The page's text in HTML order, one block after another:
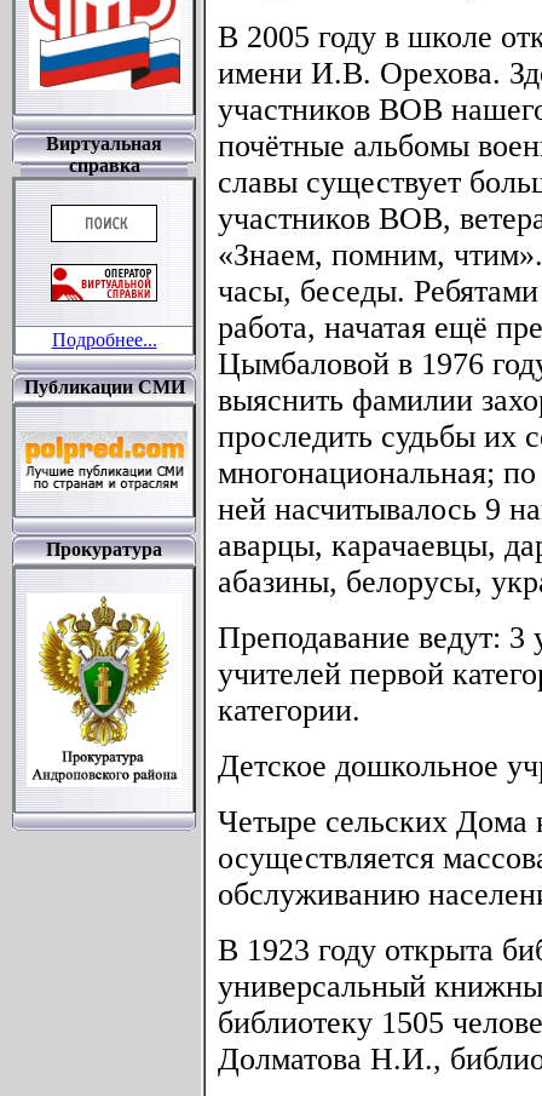
Виртуальная
справка
Подробнее...
Публикации СМИ
Прокуратура
В 2005 году в школе
имени И.В. Орехова.
участников ВОВ
почётные альбомы
славы существует
участников ВОВ,
«Знаем, помним,
часы, беседы.
работа, начатая ещё
Цымбаловой в 1976
выяснить фамилии
проследить судьбы их
многонациональная;
ней насчитывалось 9
аварцы, карачаевцы,
абазины, белорусы,
Преподавание ведут: 3
учителей первой
категории.
Детское дошкольное
Четыре сельских Дома
осуществляется
обслуживанию
В 1923 году открыта
универсальный
библиотеку 1505
Долматова Н.И.,